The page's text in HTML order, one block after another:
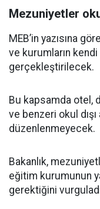
Mezuniyetler
MEB’in yazısına
ve kurumların kendi
gerçekleştirilecek.
Bu kapsamda otel,
ve benzeri okul
düzenlenmeyecek.
Bakanlık,
eğitim kurumunun
gerektiğini